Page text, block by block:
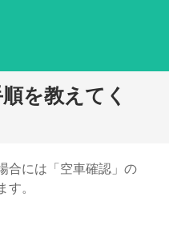
を教えてく
合には「空車確認」の
。